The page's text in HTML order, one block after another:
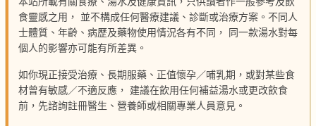
食靈感之用， 並不構成任何醫療建議、診斷或治療方案。不同人
士體質、年齡、病歷及藥物使用情況各有不同， 同一款湯水對每
個人的影響亦可能有所差異。
如你現正接受治療、長期服藥、正值懷孕／哺乳期，或對某些食
材曾有敏感／不適反應， 建議在飲用任何補益湯水或更改飲食
前，先諮詢註冊醫生、營養師或相關專業人員意見。